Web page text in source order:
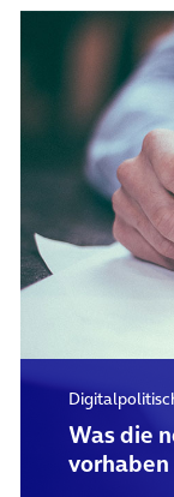
Was die
vorhaben